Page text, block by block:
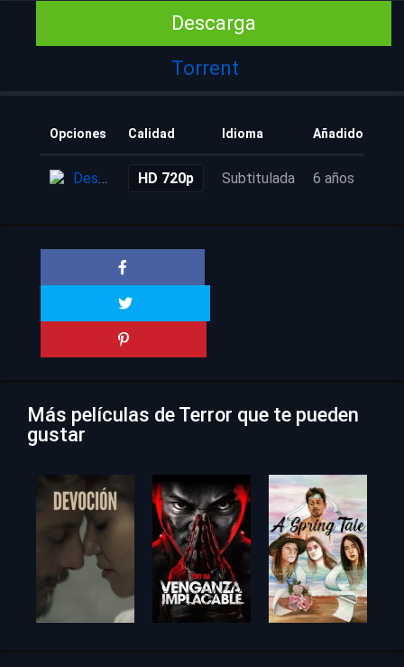
Descarga
Torrent
Opciones Calidad Idioma Añadido
Descarga HD 720p Subtitulada 6 años
Más películas de Terror que te pueden
gustar